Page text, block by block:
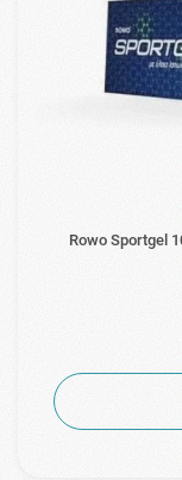
Rowo Sportgel